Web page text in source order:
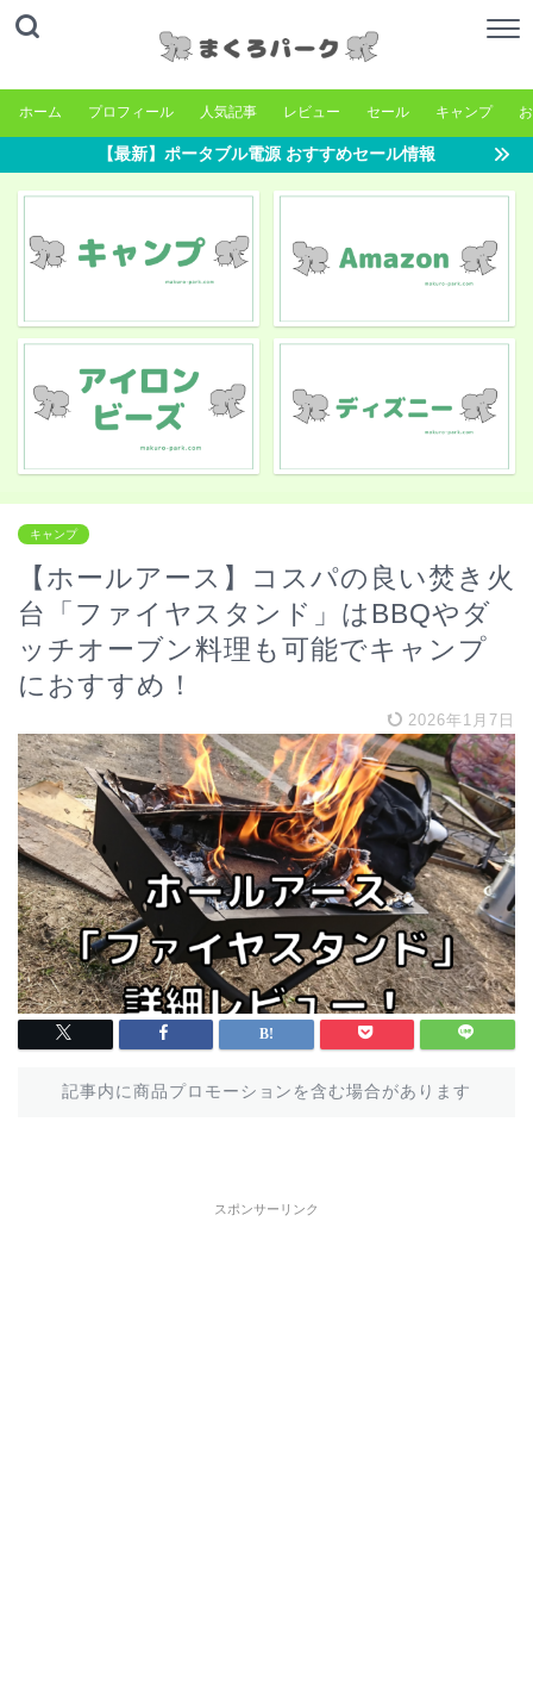
ホーム プロフィール 人気記事 レビュー セール キャンプ
【最新】ポータブル電源 おすすめセール情報
キャンプ
【ホールアース】コスパの良い焚き火
台「ファイヤスタンド」はBBQやダ
ッチオーブン料理も可能でキャンプ
におすすめ！
2026年1月7日
記事内に商品プロモーションを含む場合があります
スポンサーリンク